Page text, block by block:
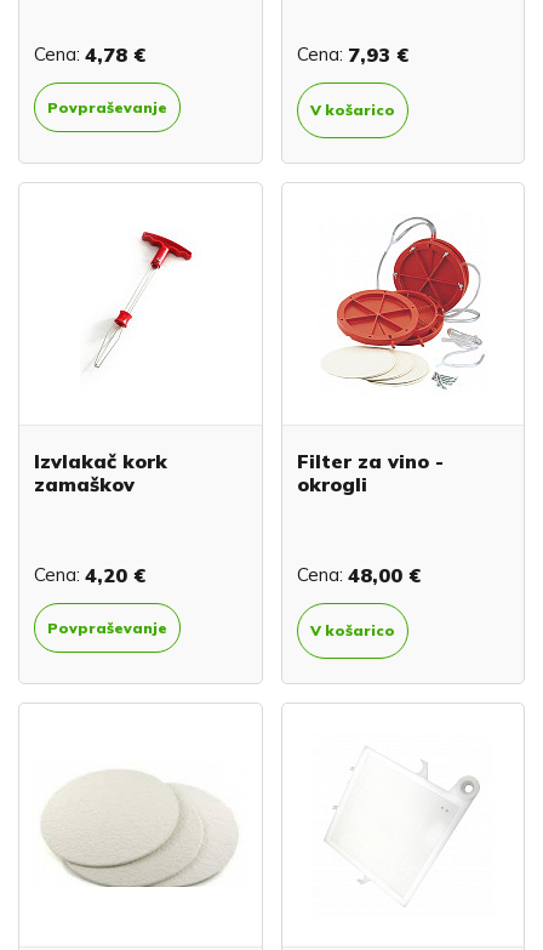
Cena: 4,78 €
Povpraševanje
Cena: 7,93 €
V košarico
Izvlakač kork
zamaškov
Cena: 4,20 €
Povpraševanje
Filter za vino -
okrogli
Cena: 48,00 €
V košarico